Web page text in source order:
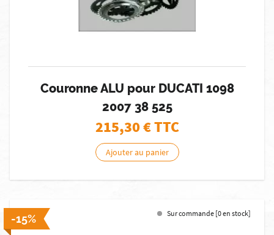
Couronne ALU pour DUCATI 1098
2007 38 525
215,30€ TTC
Ajouter au panier
-15% Sur commande [0 en stock]